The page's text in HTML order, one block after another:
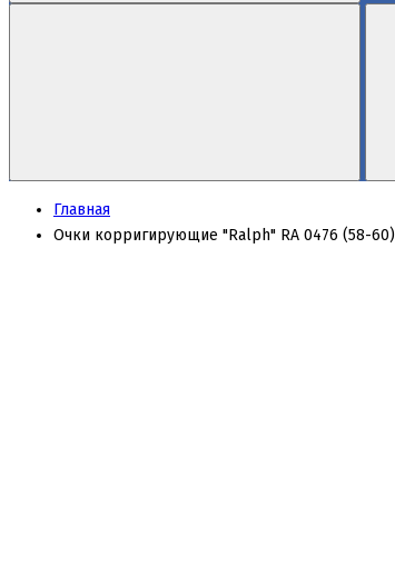
Главная
Очки корригирующие "Ralph" RA 0476 (58-60)